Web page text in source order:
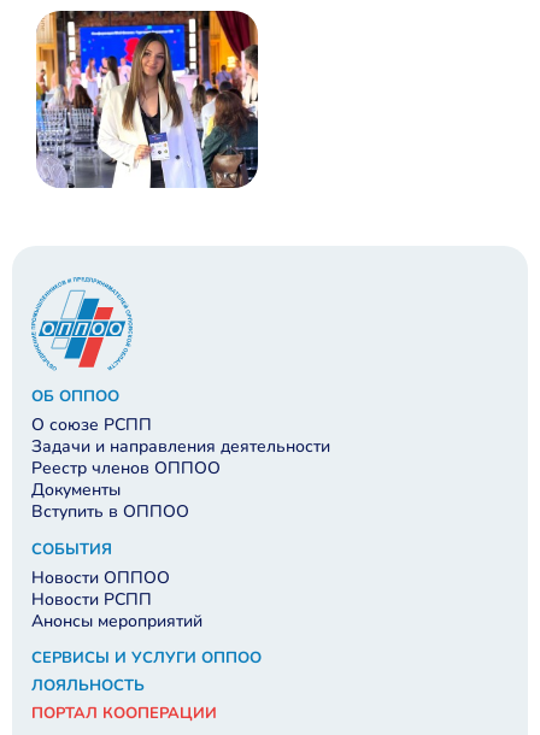
ОБ ОППОО
О союзе РСПП
Задачи и направления деятельности
Реестр членов ОППОО
Документы
Вступить в ОППОО
СОБЫТИЯ
Новости ОППОО
Новости РСПП
Анонсы мероприятий
СЕРВИСЫ И УСЛУГИ ОППОО
ЛОЯЛЬНОСТЬ
ПОРТАЛ КООПЕРАЦИИ